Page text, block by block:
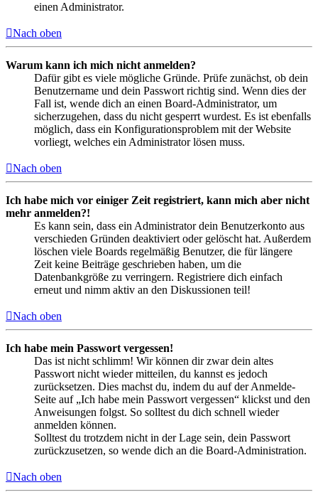
einen Administrator.
Nach oben
Warum kann ich mich nicht anmelden?
Dafür gibt es viele mögliche Gründe. Prüfe zunächst, ob dein
Benutzername und dein Passwort richtig sind. Wenn dies der
Fall ist, wende dich an einen Board-Administrator, um
sicherzugehen, dass du nicht gesperrt wurdest. Es ist ebenfalls
möglich, dass ein Konfigurationsproblem mit der Website
vorliegt, welches ein Administrator lösen muss.
Nach oben
Ich habe mich vor einiger Zeit registriert, kann mich aber nicht
mehr anmelden?!
Es kann sein, dass ein Administrator dein Benutzerkonto aus
verschieden Gründen deaktiviert oder gelöscht hat. Außerdem
löschen viele Boards regelmäßig Benutzer, die für längere
Zeit keine Beiträge geschrieben haben, um die
Datenbankgröße zu verringern. Registriere dich einfach
erneut und nimm aktiv an den Diskussionen teil!
Nach oben
Ich habe mein Passwort vergessen!
Das ist nicht schlimm! Wir können dir zwar dein altes
Passwort nicht wieder mitteilen, du kannst es jedoch
zurücksetzen. Dies machst du, indem du auf der Anmelde-
Seite auf „Ich habe mein Passwort vergessen“ klickst und den
Anweisungen folgst. So solltest du dich schnell wieder
anmelden können.
Solltest du trotzdem nicht in der Lage sein, dein Passwort
zurückzusetzen, so wende dich an die Board-Administration.
Nach oben